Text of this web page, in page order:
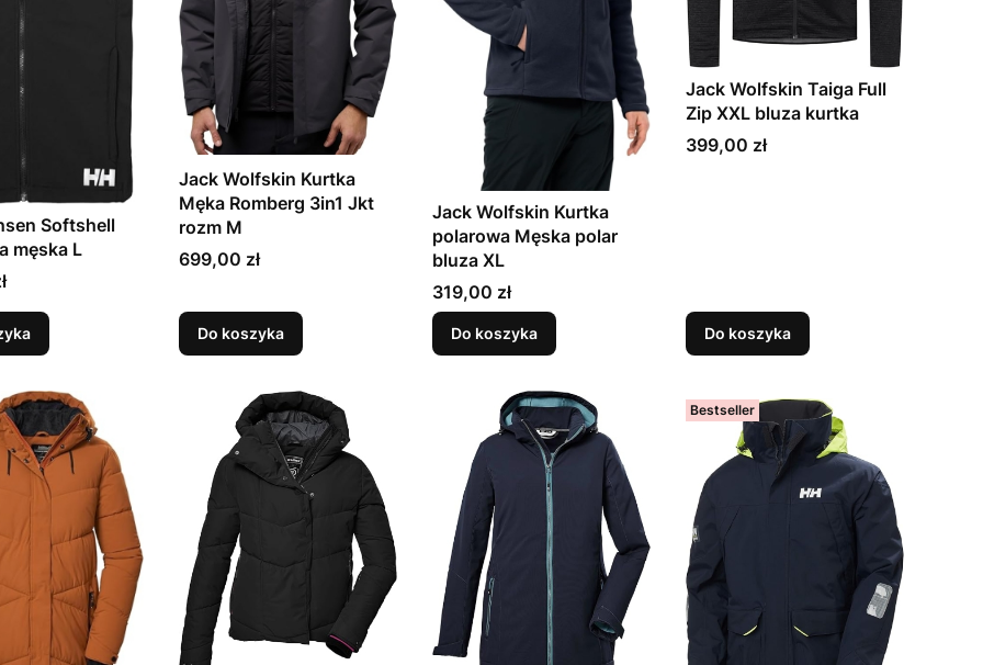
Softshell
męska L
Jack Wolfskin Kurtka
Męka Romberg 3in1 Jkt
rozm M
Cena
699,00 zł
Do koszyka
Jack Wolfskin Kurtka
polarowa Męska polar
bluza XL
Cena
319,00 zł
Do koszyka
Jack Wolfskin Taiga Full
Zip XXL bluza kurtka
Cena
399,00 zł
Do koszyka
Bestseller